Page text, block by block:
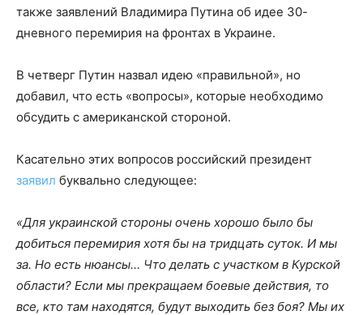
также заявлений Владимира Путина об идее 30-
дневного перемирия на фронтах в Украине.
В четверг Путин назвал идею «правильной», но
добавил, что есть «вопросы», которые необходимо
обсудить с американской стороной.
Касательно этих вопросов российский президент
заявил буквально следующее:
«Для украинской стороны очень хорошо было бы
добиться перемирия хотя бы на тридцать суток. И мы
за. Но есть нюансы… Что делать с участком в Курской
области? Если мы прекращаем боевые действия, то
все, кто там находятся, будут выходить без боя? Мы их